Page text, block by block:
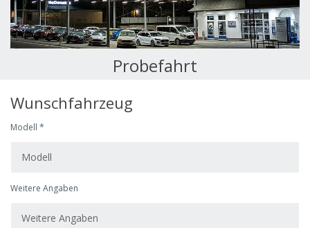
Probefahrt
Wunschfahrzeug
Modell *
Weitere Angaben